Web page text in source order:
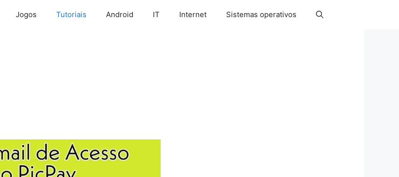
Jogos Tutoriais Android IT Internet Sistemas operativos